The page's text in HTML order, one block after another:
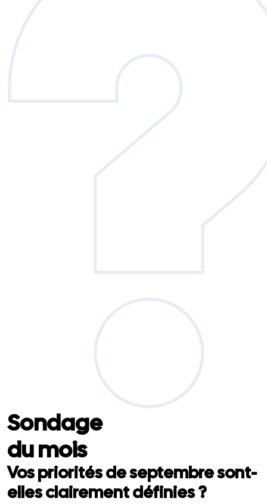
Sondage
du mois
Vos priorités de septembre sont-
elles clairement définies ?